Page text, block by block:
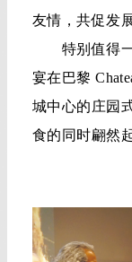
友情，共促发
特别值得一
宴在巴黎
城中心的庄园
食的同时翩然